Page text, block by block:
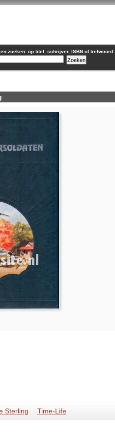
zoeken: op titel, schrijver, ISBN of trefwoord:
Sterling Time-Life